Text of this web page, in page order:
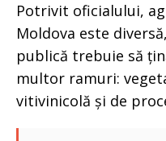
Potrivit oficialului,
Moldova este
publică trebuie să
multor ramuri:
vitivinicolă și de